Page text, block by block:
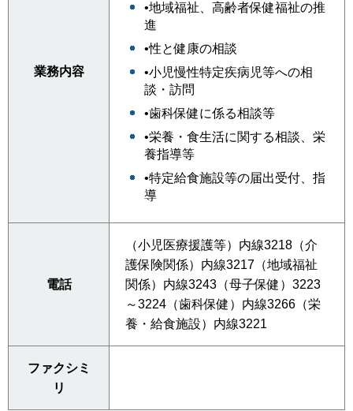
業務内容
•地域福祉、高齢者保健福祉の推
進
•性と健康の相談
•小児慢性特定疾病児等への相
談・訪問
•歯科保健に係る相談等
•栄養・食生活に関する相談、栄
養指導等
•特定給食施設等の届出受付、指
導
電話
（小児医療援護等）内線3218（介
護保険関係）内線3217（地域福祉
関係）内線3243（母子保健）3223
～3224（歯科保健）内線3266（栄
養・給食施設）内線3221
ファクシミ
リ